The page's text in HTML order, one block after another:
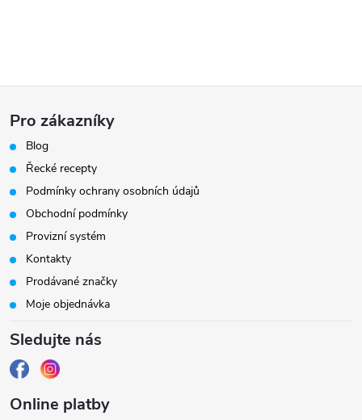
Z
á
p
a
t
Pro zákazníky
Blog
Řecké recepty
Podmínky ochrany osobních údajů
Obchodní podmínky
Provizní systém
Kontakty
Prodávané značky
Moje objednávka
Sledujte nás
Online platby